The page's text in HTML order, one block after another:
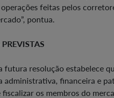
feitas pelos
pontua.
futura resolução estabelece
administrativa, financeira e
fiscalizar os membros do